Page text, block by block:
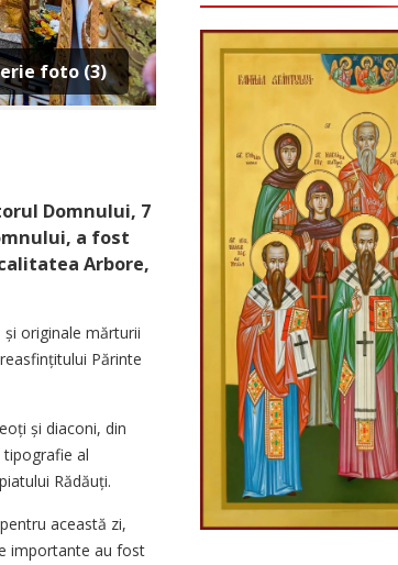
foto (3)
Domnului, 7
a fost
Arbore,
originale mărturii
Părinte
și diaconi, din
tipografie al
Rădăuți.
această zi,
importante au fost